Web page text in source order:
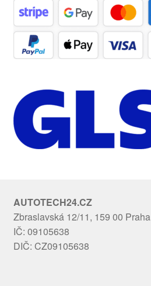
AUTOTECH24.CZ
Zbraslavská 12/11, 159 00 Praha
IČ: 09105638
DIČ: CZ09105638